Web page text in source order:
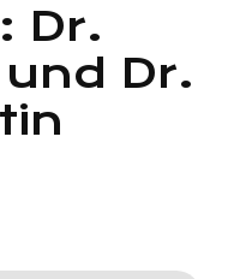
Dr.
Dr.